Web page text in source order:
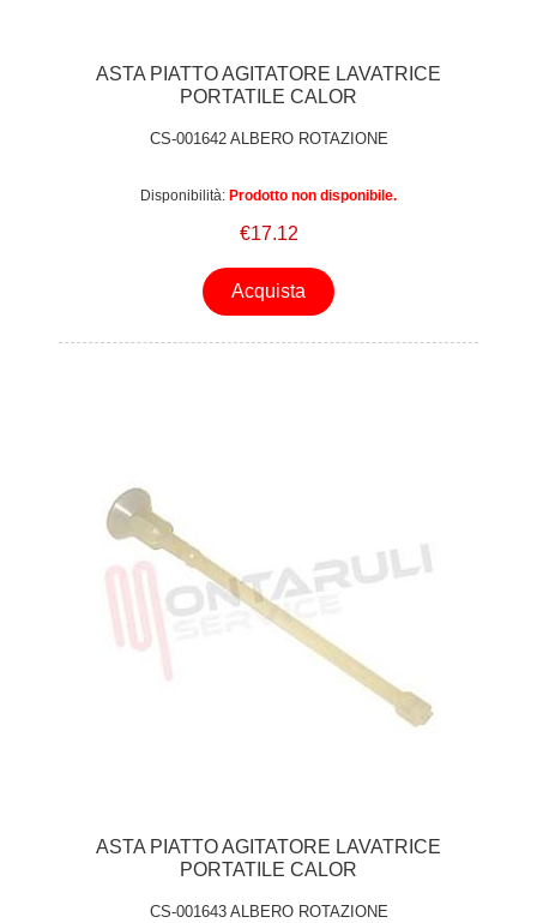
ASTA PIATTO AGITATORE LAVATRICE
PORTATILE CALOR
CS-001642 ALBERO ROTAZIONE
Disponibilità: Prodotto non disponibile.
€17.12
Acquista
ASTA PIATTO AGITATORE LAVATRICE
PORTATILE CALOR
CS-001643 ALBERO ROTAZIONE